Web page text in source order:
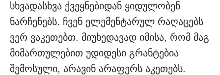
სხვადასხვა ქვეყნებიდან ყიდულობენ
ნარჩენებს. ჩვენ ელემენტარულ რაღაცებს
ვერ ვაკეთებთ. მიუხედავად იმისა, რომ მაგ
მიმართულებით უდიდესი გრანტებია
შემოსული, არავინ არაფერს აკეთებს.